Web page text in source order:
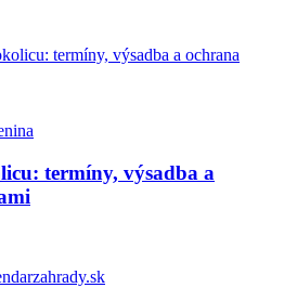
termíny, výsadba a